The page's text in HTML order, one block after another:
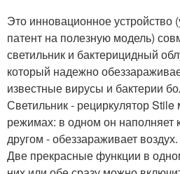
Это инновационное устройство
патент на полезную модель)
светильник и бактерицидный
который надежно
известные вирусы и бактерии
Светильник - рециркулятор Stile
режимах: в одном он наполняет
другом - обеззараживает воздух.
Две прекрасные функции в